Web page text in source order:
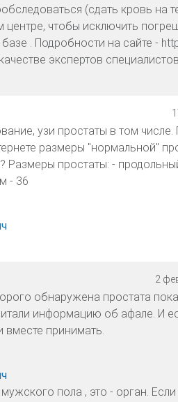
(сдать кровь на
центре, чтобы исключить
. Подробности на сайте -
экспертов
узи простаты в том числе.
размеры "нормальной"
Размеры простаты: -
- 36
2
обнаружена простата
информацию об афале. И
принимать.
пола , это - орган.